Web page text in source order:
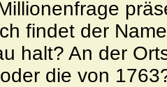
findet der
halt? An der
die von